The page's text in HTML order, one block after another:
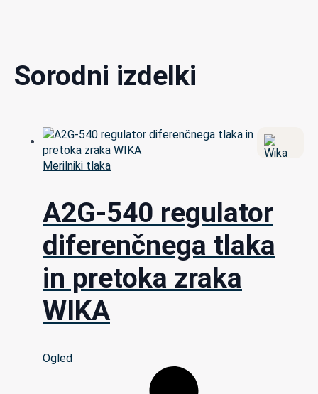
Sorodni izdelki
Merilniki tlaka
A2G-540 regulator
diferenčnega tlaka
in pretoka zraka
WIKA
Ogled